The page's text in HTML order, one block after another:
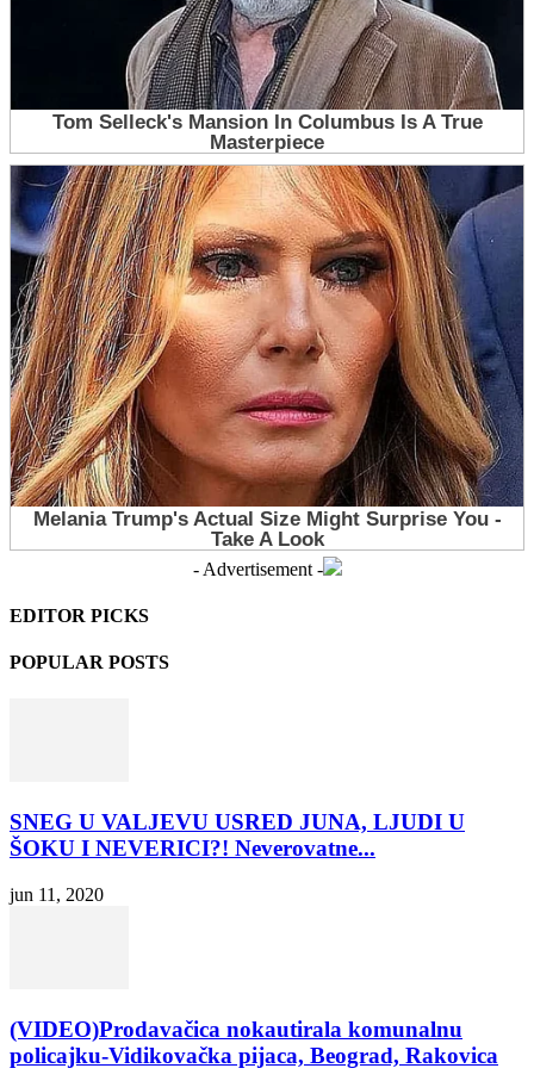
- Advertisement -
EDITOR PICKS
POPULAR POSTS
SNEG U VALJEVU USRED JUNA, LJUDI U
ŠOKU I NEVERICI?! Neverovatne...
jun 11, 2020
(VIDEO)Prodavačica nokautirala komunalnu
policajku-Vidikovačka pijaca, Beograd, Rakovica